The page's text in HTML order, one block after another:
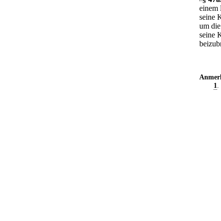
einem
seine
um
seine
1